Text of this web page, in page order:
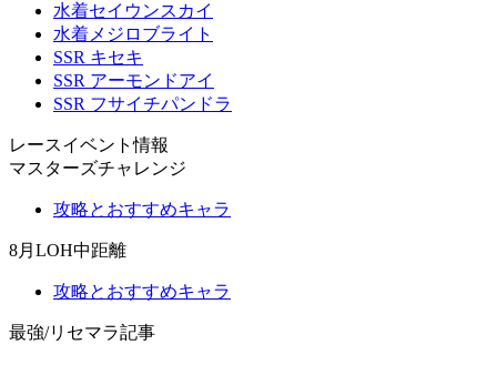
水着セイウンスカイ
水着メジロブライト
SSR キセキ
SSR アーモンドアイ
SSR フサイチパンドラ
レースイベント情報
マスターズチャレンジ
攻略とおすすめキャラ
8月LOH中距離
攻略とおすすめキャラ
最強/リセマラ記事